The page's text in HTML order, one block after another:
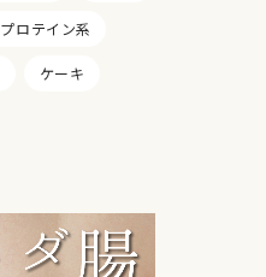
プロテイン系
ケーキ